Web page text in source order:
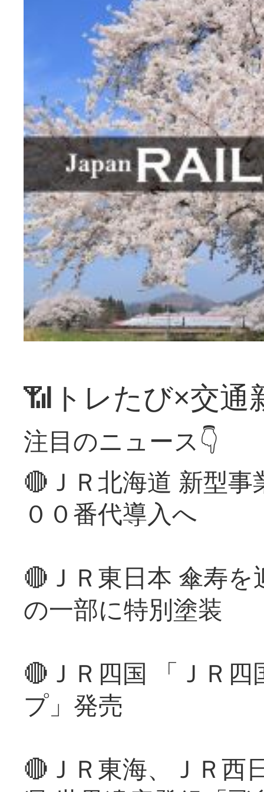
📶トレたび×交通
注目のニュース👇
🔴ＪＲ北海道 新型
００番代導入へ
🔴ＪＲ東日本 傘寿
の一部に特別塗装
🔴ＪＲ四国 「ＪＲ
プ」発売
🔴ＪＲ東海、ＪＲ西